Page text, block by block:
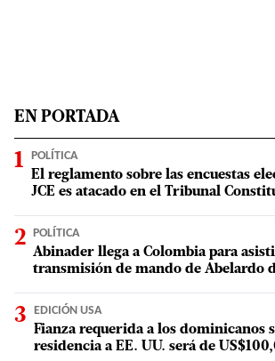
EN PORTADA
POLÍTICA
El reglamento sobre las encuestas
JCE es atacado en el Tribunal
POLÍTICA
Abinader llega a Colombia para
transmisión de mando de Abelardo
EDICIÓN USA
Fianza requerida a los dominicanos
residencia a EE. UU. será de